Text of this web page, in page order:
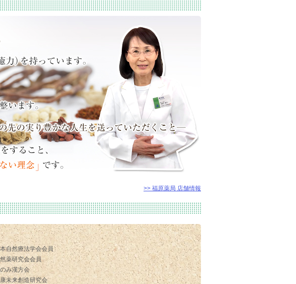
>> 福原薬局 店舗情報
自然療法学会会員
薬研究会会員
み漢方会
未来創造研究会